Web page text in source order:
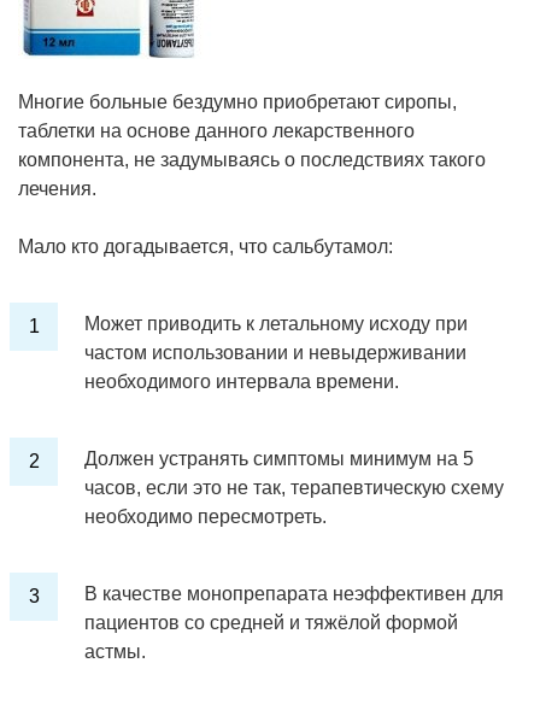
Многие больные бездумно приобретают сиропы,
таблетки на основе данного лекарственного
компонента, не задумываясь о последствиях такого
лечения.
Мало кто догадывается, что сальбутамол:
Может приводить к летальному исходу при
частом использовании и невыдерживании
необходимого интервала времени.
Должен устранять симптомы минимум на 5
часов, если это не так, терапевтическую схему
необходимо пересмотреть.
В качестве монопрепарата неэффективен для
пациентов со средней и тяжёлой формой
астмы.